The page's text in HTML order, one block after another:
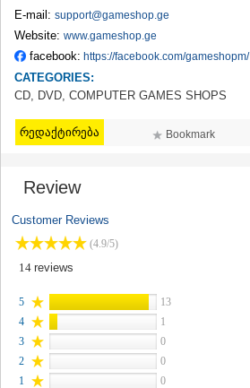
TERJOLA
SAMTREDIA
TKIBULI
KUTAISI
TSKALTUBO
CHIATURA
KHARAGAULI
AKHMETA
TELAVI
LAGODEKHI
SIGNAGI
KVARELI
TSNORI
MTSKHETA-MTIANETI
DUSHETI
E-mail: support@gameshop.ge
Website: www.gameshop.ge
facebook: https://facebook.com/gameshopm/
CATEGORIES:
CD, DVD, COMPUTER GAMES SHOPS
რედაქტირება Bookmark
Review
Customer Reviews
(4.9/5)
14 reviews
5
13
4
1
3
0
2
0
1
0